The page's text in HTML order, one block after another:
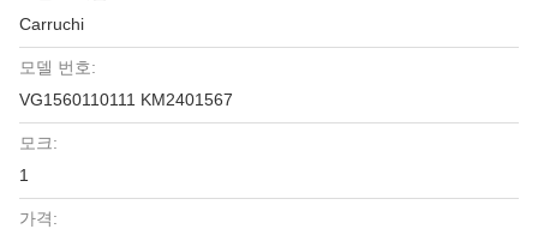
Carruchi
모델 번호:
VG1560110111 KM2401567
모크:
1
가격: